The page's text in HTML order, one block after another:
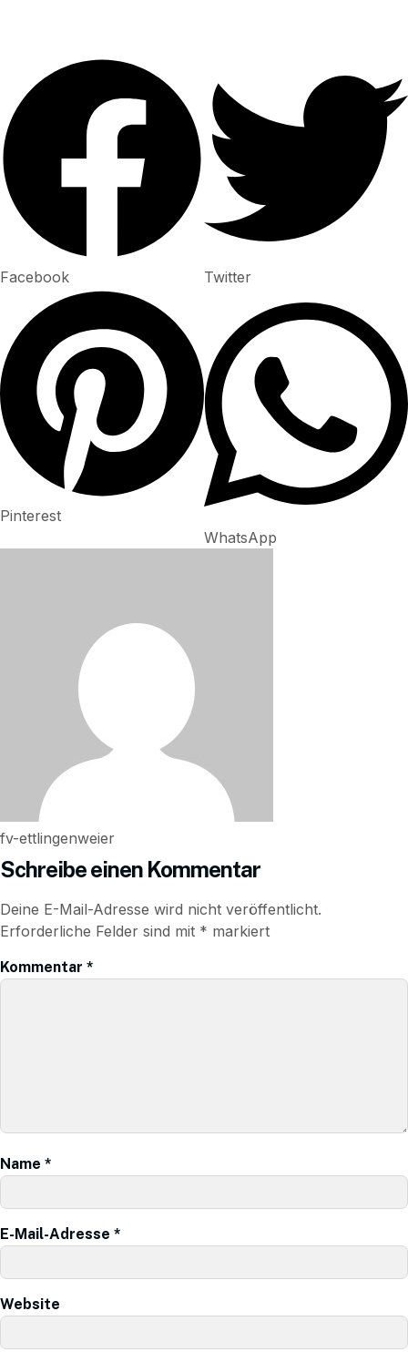
Facebook Twitter
Pinterest
WhatsApp
fv-ettlingenweier
Schreibe einen Kommentar
Deine E-Mail-Adresse wird nicht veröffentlicht.
Erforderliche Felder sind mit * markiert
Kommentar *
Name *
E-Mail-Adresse *
Website